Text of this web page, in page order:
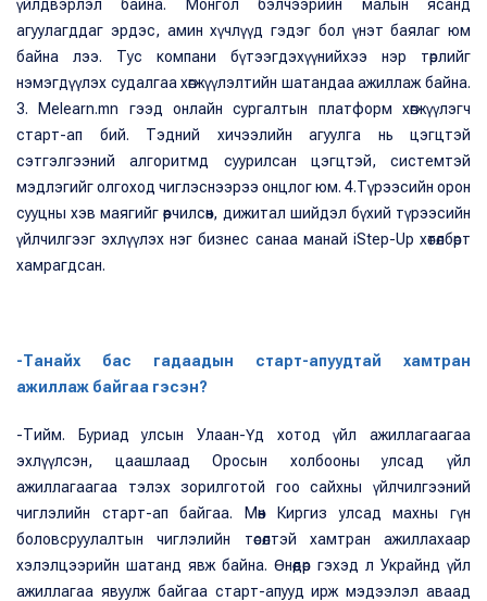
үйлдвэрлэл байна. Монгол бэлчээрийн малын ясанд
агуулагддаг эрдэс, амин хүчлүүд гэдэг бол үнэт баялаг юм
байна лээ. Тус компани бүтээгдэхүүнийхээ нэр төрлийг
нэмэгдүүлэх судалгаа хөгжүүлэлтийн шатандаа ажиллаж байна.
3. Melearn.mn гээд онлайн сургалтын платформ хөгжүүлэгч
старт-ап бий. Тэдний хичээлийн агуулга нь цэгцтэй
сэтгэлгээний алгоритмд суурилсан цэгцтэй, системтэй
мэдлэгийг олгоход чиглэснээрээ онцлог юм. 4.Түрээсийн орон
сууцны хэв маягийг өөрчилсөн, дижитал шийдэл бүхий түрээсийн
үйлчилгээг эхлүүлэх нэг бизнес санаа манай iStep-Up хөтөлбөрт
хамрагдсан.
-Танайх бас гадаадын старт-апуудтай хамтран
ажиллаж байгаа гэсэн?
-Тийм. Буриад улсын Улаан-Үд хотод үйл ажиллагаагаа
эхлүүлсэн, цаашлаад Оросын холбооны улсад үйл
ажиллагаагаа тэлэх зорилготой гоо сайхны үйлчилгээний
чиглэлийн старт-ап байгаа. Мөн Киргиз улсад махны гүн
боловсруулалтын чиглэлийн төсөлтэй хамтран ажиллахаар
хэлэлцээрийн шатанд явж байна. Өнөөдөр гэхэд л Украйнд үйл
ажиллагаа явуулж байгаа старт-апууд ирж мэдээлэл аваад